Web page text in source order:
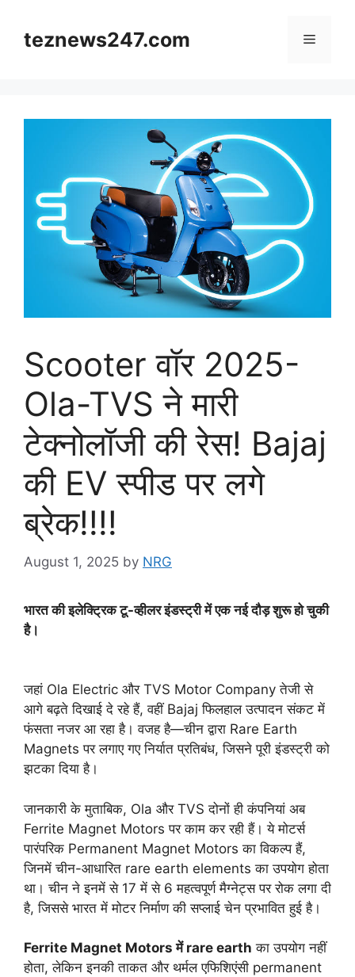
contentteznews247.com Menu
Scooter वॉर 2025-
Ola-TVS ने मारी
टेक्नोलॉजी की रेस! Bajaj
की EV स्पीड पर लगे
ब्रेक!!!!
August 1, 2025 by NRG
भारत की इलेक्ट्रिक टू-व्हीलर इंडस्ट्री में एक नई दौड़ शुरू हो चुकी
है।
जहां Ola Electric और TVS Motor Company तेजी से
आगे बढ़ते दिखाई दे रहे हैं, वहीं Bajaj फिलहाल उत्पादन संकट में
फंसता नजर आ रहा है। वजह है—चीन द्वारा Rare Earth
Magnets पर लगाए गए निर्यात प्रतिबंध, जिसने पूरी इंडस्ट्री को
झटका दिया है।
जानकारी के मुताबिक, Ola और TVS दोनों ही कंपनियां अब
Ferrite Magnet Motors पर काम कर रही हैं। ये मोटर्स
पारंपरिक Permanent Magnet Motors का विकल्प हैं,
जिनमें चीन-आधारित rare earth elements का उपयोग होता
था। चीन ने इनमें से 17 में से 6 महत्वपूर्ण मैग्नेट्स पर रोक लगा दी
है, जिससे भारत में मोटर निर्माण की सप्लाई चेन प्रभावित हुई है।
Ferrite Magnet Motors में rare earth का उपयोग नहीं
होता, लेकिन इनकी ताकत और थर्मल एफिशिएंसी permanent